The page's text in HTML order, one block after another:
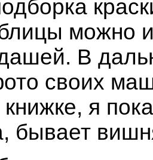
можно
В
своих
я
бывает